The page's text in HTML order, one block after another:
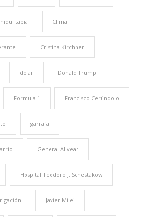
tapia Clima
Cristina Kirchner
dolar Donald Trump
Formula 1 Francisco Cerúndolo
garrafa
General ALvear
Hospital Teodoro J. Schestakow
Javier Milei